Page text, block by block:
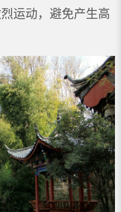
运动，避免产生高